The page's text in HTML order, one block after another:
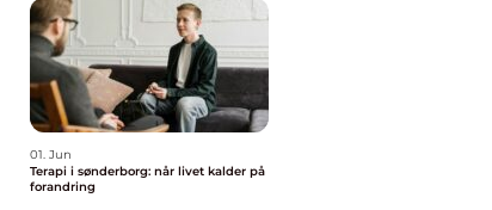
01. Jun
Terapi i sønderborg: når livet kalder på
forandring